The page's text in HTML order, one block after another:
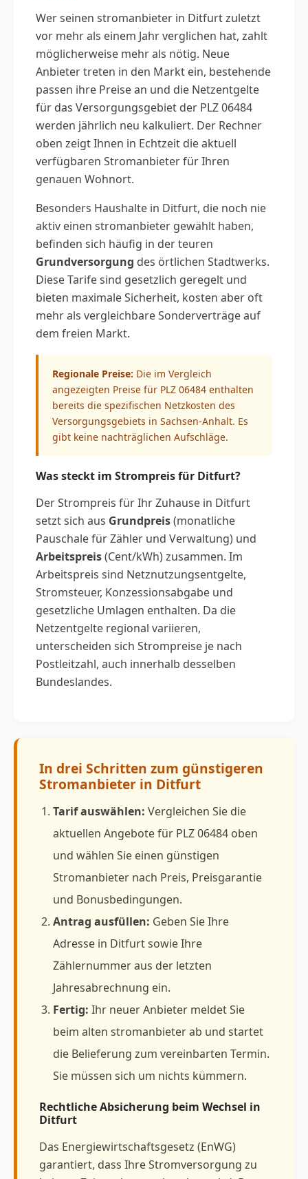
Wer seinen stromanbieter in Ditfurt zuletzt
vor mehr als einem Jahr verglichen hat, zahlt
möglicherweise mehr als nötig. Neue
Anbieter treten in den Markt ein, bestehende
passen ihre Preise an und die Netzentgelte
für das Versorgungsgebiet der PLZ 06484
werden jährlich neu kalkuliert. Der Rechner
oben zeigt Ihnen in Echtzeit die aktuell
verfügbaren Stromanbieter für Ihren
genauen Wohnort.
Besonders Haushalte in Ditfurt, die noch nie
aktiv einen stromanbieter gewählt haben,
befinden sich häufig in der teuren
Grundversorgung des örtlichen Stadtwerks.
Diese Tarife sind gesetzlich geregelt und
bieten maximale Sicherheit, kosten aber oft
mehr als vergleichbare Sonderverträge auf
dem freien Markt.
Regionale Preise: Die im Vergleich
angezeigten Preise für PLZ 06484 enthalten
bereits die spezifischen Netzkosten des
Versorgungsgebiets in Sachsen-Anhalt. Es
gibt keine nachträglichen Aufschläge.
Was steckt im Strompreis für Ditfurt?
Der Strompreis für Ihr Zuhause in Ditfurt
setzt sich aus Grundpreis(monatliche
Pauschale für Zähler und Verwaltung) und
Arbeitspreis(Cent/kWh) zusammen. Im
Arbeitspreis sind Netznutzungsentgelte,
Stromsteuer, Konzessionsabgabe und
gesetzliche Umlagen enthalten. Da die
Netzentgelte regional variieren,
unterscheiden sich Strompreise je nach
Postleitzahl, auch innerhalb desselben
Bundeslandes.
In drei Schritten zum günstigeren
Stromanbieter in Ditfurt
Tarif auswählen: Vergleichen Sie die
aktuellen Angebote für PLZ 06484 oben
und wählen Sie einen günstigen
Stromanbieter nach Preis, Preisgarantie
und Bonusbedingungen.
Antrag ausfüllen: Geben Sie Ihre
Adresse in Ditfurt sowie Ihre
Zählernummer aus der letzten
Jahresabrechnung ein.
Fertig: Ihr neuer Anbieter meldet Sie
beim alten stromanbieter ab und startet
die Belieferung zum vereinbarten Termin.
Sie müssen sich um nichts kümmern.
Rechtliche Absicherung beim Wechsel in
Ditfurt
Das Energiewirtschaftsgesetz (EnWG)
garantiert, dass Ihre Stromversorgung zu